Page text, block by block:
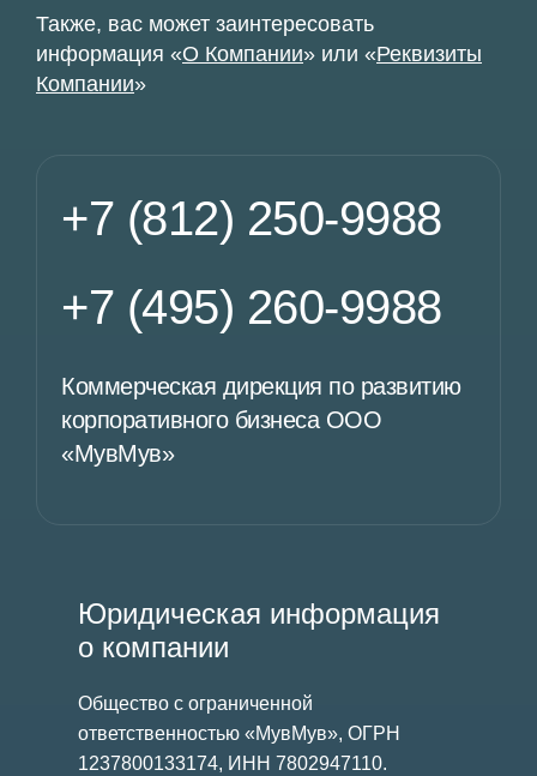
Также, вас может заинтересовать
информация «О Компании» или «Реквизиты
Компании»
+7 (812) 250-9988
+7 (495) 260-9988
Коммерческая дирекция по развитию
корпоративного бизнеса ООО
«МувМув»
Юридическая информация
о компании
Общество с ограниченной
ответственностью «МувМув», ОГРН
1237800133174, ИНН 7802947110.